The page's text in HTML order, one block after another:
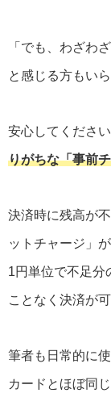
「でも、わざわ
と感じる方もい
安心してください
りがちな「事前
決済時に残高が
ットチャージ」
1円単位で不足分
ことなく決済が可
筆者も日常的に
カードとほぼ同じ